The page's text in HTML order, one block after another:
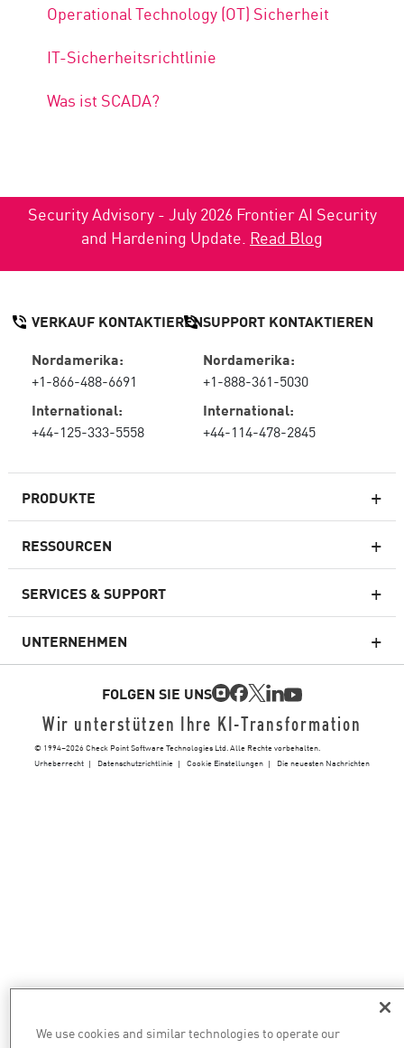
Operational Technology (OT) Sicherheit
IT-Sicherheitsrichtlinie
Was ist SCADA?
Security Advisory - July 2026 Frontier AI Security
and Hardening Update. Read Blog
PRODUKTE
Next-Generation-Firewalls
Unternehmens-Firewall
Cloud Network Security
RESSOURCEN
SERVICES & SUPPORT
UNTERNEHMEN
VERKAUF KONTAKTIEREN
Nordamerika:
+1-866-488-6691
International:
+44-125-333-5558
SUPPORT KONTAKTIEREN
Nordamerika:
+1-888-361-5030
International:
+44-114-478-2845
FOLGEN SIE UNS
Wir unterstützen Ihre KI-Transformation
© 1994–2026 Check Point Software Technologies Ltd. Alle Rechte vorbehalten.
Urheberrecht
Datenschutzrichtlinie Cookie Einstellungen Die neuesten Nachrichten
We use cookies and similar technologies to operate our